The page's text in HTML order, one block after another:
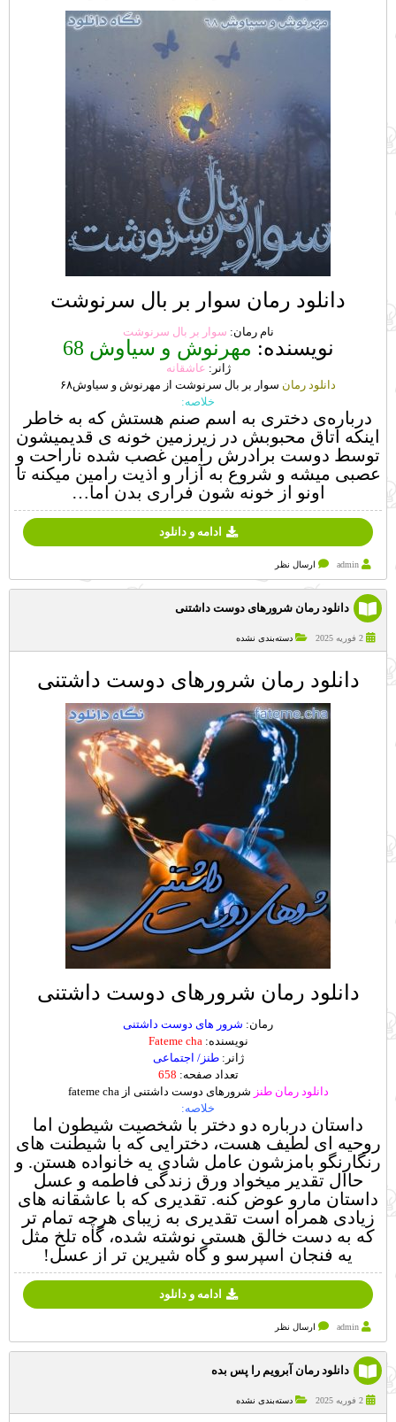
دانلود رمان سوار بر بال سرنوشت
نام رمان: سوار بر بال سرنوشت
نویسنده: مهرنوش و سیاوش 68
ژانر: عاشقانه
دانلود رمان سوار بر بال سرنوشت از مهرنوش و سیاوش۶۸
خلاصه:
درباره‌ی دختری به اسم صنم هستش که به خاطر
اینکه اتاق محبوبش در زیرزمین خونه ی قدیمیشون
توسط دوست برادرش رامین غصب شده ناراحت و
عصبی میشه و شروع به آزار و اذیت رامین میکنه تا
اونو از خونه شون فراری بدن اما…
ادامه و دانلود
admin ارسال نظر
دانلود رمان شرورهای دوست داشتنی
2 فوریه 2025 دسته‌بندی نشده
دانلود رمان شرورهای دوست داشتنی
دانلود رمان شرورهای دوست داشتنی
رمان: شرور های دوست داشتنی
نویسنده:Fateme cha
ژانر:طنز/ اجتماعی
تعداد صفحه: 658
دانلود رمان طنز شرورهای دوست داشتنی از fateme cha
خلاصه:
داستان درباره دو دختر با شخصیت شیطون اما
روحیه ای لطیف هست، دخترایی که با شیطنت های
رنگارنگو بامزشون عامل شادی یه خانواده هستن. و
حاال تقدیر میخواد ورق زندگی فاطمه و عسل
داستان مارو عوض کنه. تقدیری که با عاشقانه های
زیادی همراه است تقدیری به زیبای هرچه تمام تر
که به دست خالق هستی نوشته شده، گاه تلخ مثل
یه فنجان اسپرسو و گاه شیرین تر از عسل!
ادامه و دانلود
admin ارسال نظر
دانلود رمان آبرویم را پس بده
2 فوریه 2025 دسته‌بندی نشده